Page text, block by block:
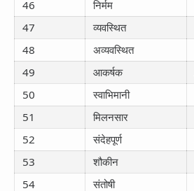
46
निर्मम
47
व्यवस्थित
48
अव्यवस्थित
49
आकर्षक
50
स्वाभिमानी
51
मिलनसार
52
संदेहपूर्ण
53
शौकीन
54
संतोषी